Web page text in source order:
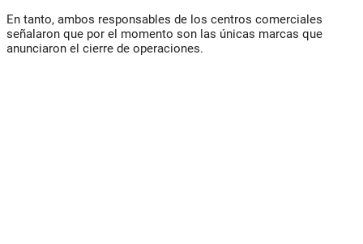
En tanto, ambos responsables de los centros comerciales
señalaron que por el momento son las únicas marcas que
anunciaron el cierre de operaciones.